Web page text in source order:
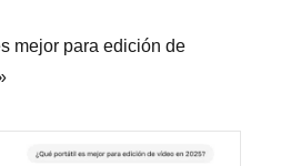
mejor para edición de